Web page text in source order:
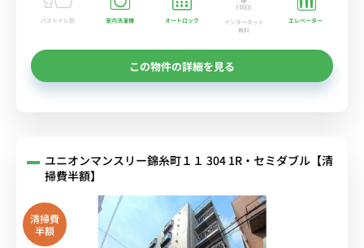
バストイレ別 室内洗濯機 オートロック
インターネット
無料
エレベーター
この物件の詳細を見る
ユニオンマンスリー錦糸町１１ 304 1R・セミダブル【清
掃費半額】
清掃費
半額